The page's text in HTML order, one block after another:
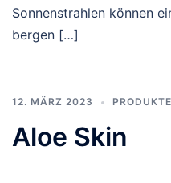
Sonnenstrahlen können
bergen […]
12. MÄRZ 2023 PRODUKTE
Aloe Skin